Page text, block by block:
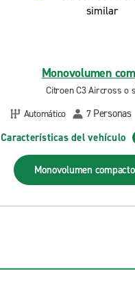
Monovolumen
Citroen C3 Aircross o
Automático
7 Personas
Características del vehículo
Monovolumen compacto